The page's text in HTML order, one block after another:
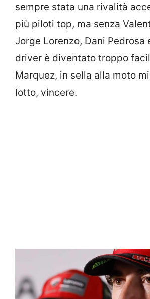
sempre stata una rivalità
più piloti top, ma senza
Jorge Lorenzo, Dani Pedrosa
driver è diventato troppo
Marquez, in sella alla moto
lotto, vincere.